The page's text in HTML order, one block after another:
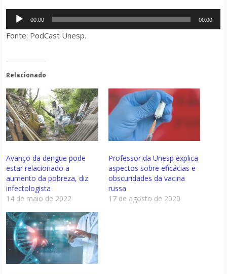
Tocador
de
áudio
00:00 00:00
Fonte: PodCast Unesp.
Relacionado
Avanço da dengue pode
estar relacionado a
aumento da pobreza, diz
infectologista
14 de maio de 2022
Professor da Unesp explica
aspectos sobre eficácias e
obscuridades da vacina
russa
17 de agosto de 2020